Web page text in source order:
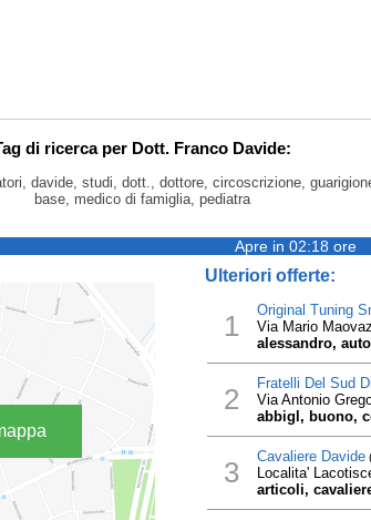
di ricerca per Dott. Franco Davide:
davide, studi, dott., dottore, circoscrizione,
base, medico di famiglia, pediatra
Apre in 02:18 ore
Ulteriori offerte:
1 Original Tuning
Via Mario
alessandro,
2 Fratelli Del Sud
Via Antonio
abbigl, buono,
3 Cavaliere Davide
Localita'
articoli,